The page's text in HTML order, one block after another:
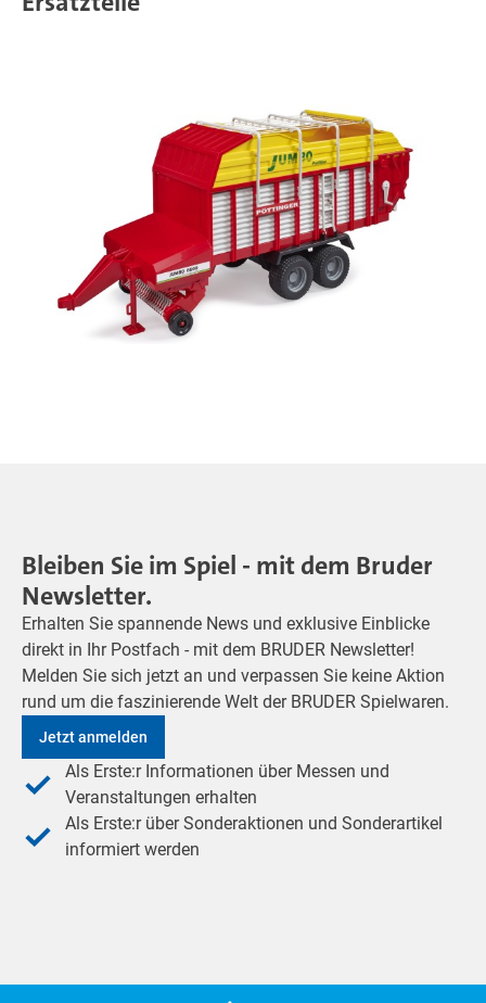
Bleiben Sie im Spiel - mit dem Bruder
Newsletter.
Erhalten Sie spannende News und exklusive Einblicke
direkt in Ihr Postfach - mit dem BRUDER Newsletter!
Melden Sie sich jetzt an und verpassen Sie keine Aktion
rund um die faszinierende Welt der BRUDER Spielwaren.
Jetzt anmelden
Als Erste:r Informationen über Messen und
Veranstaltungen erhalten
Als Erste:r über Sonderaktionen und Sonderartikel
informiert werden